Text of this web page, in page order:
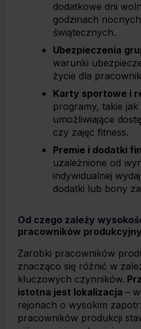
dodatkowe dni
godzinach
świątecznych.
Ubezpieczenia
warunki
życie dla
Karty sportowe i
programy, takie
umożliwiające
czy zajęć fitness.
Premie i dodatki
uzależnione od
indywidualnej
dodatki lub bony
Od czego zależy
pracowników
Zarobki pracowników
znacząco się różnić w
kluczowych czynników.
istotna jest lokalizacja –
rejonach o wysokim
pracowników produkcji